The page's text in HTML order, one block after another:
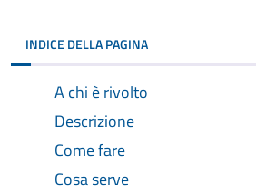
INDICE DELLA PAGINA
A chi è rivolto
Descrizione
Come fare
Cosa serve